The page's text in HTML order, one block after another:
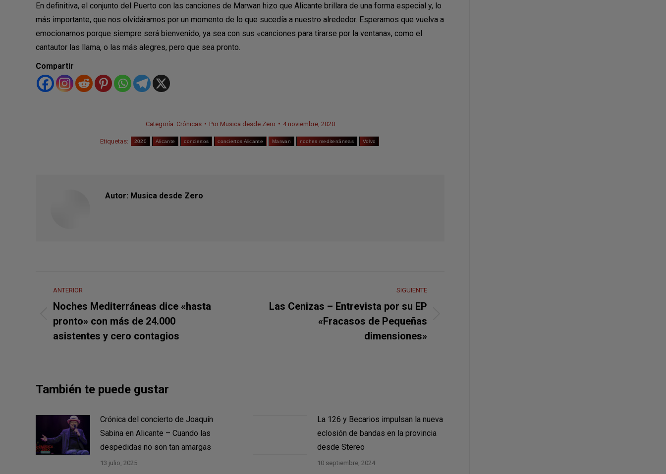
En definitiva, el conjunto del Puerto con las canciones de Marwan hizo que Alicante brillara de una forma especial y, lo
más importante, que nos olvidáramos por un momento de lo que sucedía a nuestro alrededor. Esperamos que vuelva a
emocionarnos porque siempre será bienvenido, ya sea con sus «canciones para tirarse por la ventana», como el
cantautor las llama, o las más alegres, pero que sea pronto.
Compartir
Categoría: Crónicas Por Musica desde Zero 4 noviembre, 2020
Etiquetas: 2020 Alicante conciertos conciertos Alicante Marwan noches mediterráneas Volvo
Autor: Musica desde Zero
entre
publicaciones
ANTERIOR
Publicación
anterior:
Noches Mediterráneas dice «hasta
pronto» con más de 24.000
asistentes y cero contagios
SIGUIENTE
Las Cenizas – Entrevista por su EP
«Fracasos de Pequeñas
dimensiones»
También te puede gustar
Crónica del concierto de Joaquín
Sabina en Alicante – Cuando las
despedidas no son tan amargas
13 julio, 2025
La 126 y Becarios impulsan la nueva
eclosión de bandas en la provincia
desde Stereo
10 septiembre, 2024